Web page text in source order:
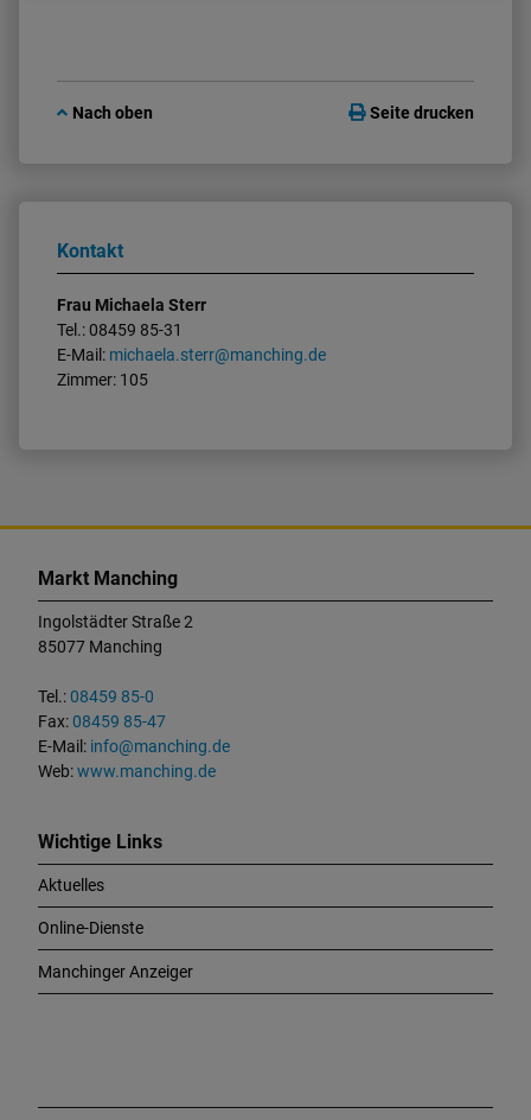
Kontakt
Frau Michaela Sterr
Tel.: 08459 85-31
E-Mail: michaela.sterr@manching.de
Zimmer: 105
Nach oben Seite drucken
Markt Manching
Ingolstädter Straße 2
85077 Manching
Tel.:08459 85-0
Fax:08459 85-47
E-Mail: info@manching.de
Web:www.manching.de
Wichtige Links
Aktuelles
Online-Dienste
Manchinger Anzeiger